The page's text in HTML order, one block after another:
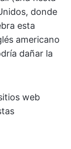
donde
esta
americano
dañar la
web